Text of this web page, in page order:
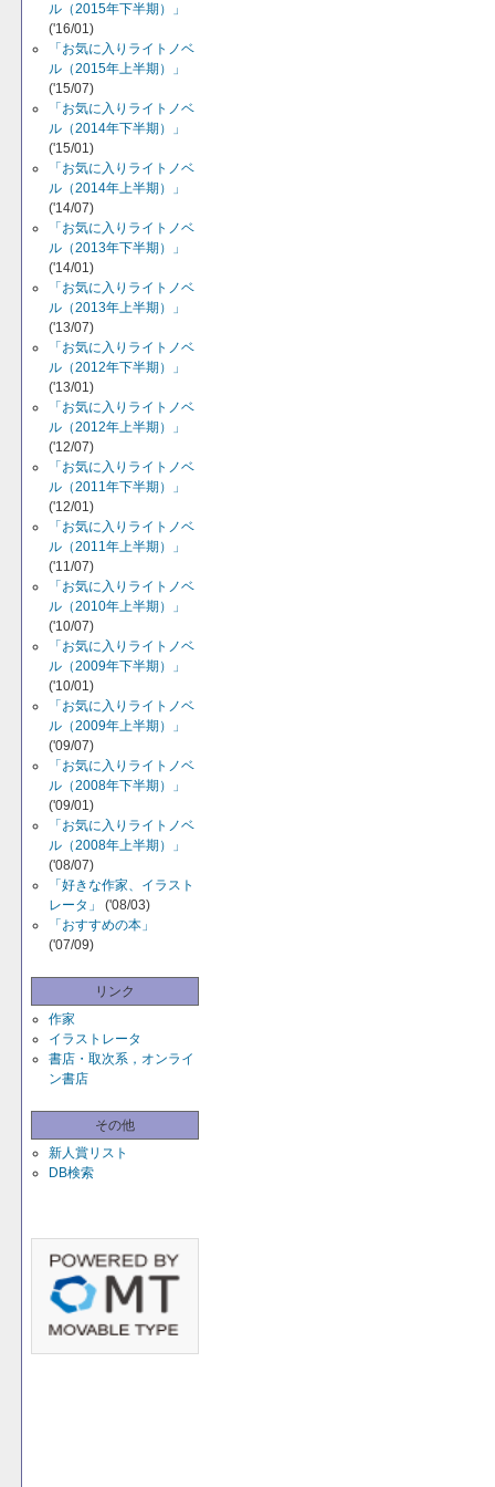
ル（2015年下半期）」
('16/01)
「お気に入りライトノベ
ル（2015年上半期）」
('15/07)
「お気に入りライトノベ
ル（2014年下半期）」
('15/01)
「お気に入りライトノベ
ル（2014年上半期）」
('14/07)
「お気に入りライトノベ
ル（2013年下半期）」
('14/01)
「お気に入りライトノベ
ル（2013年上半期）」
('13/07)
「お気に入りライトノベ
ル（2012年下半期）」
('13/01)
「お気に入りライトノベ
ル（2012年上半期）」
('12/07)
「お気に入りライトノベ
ル（2011年下半期）」
('12/01)
「お気に入りライトノベ
ル（2011年上半期）」
('11/07)
「お気に入りライトノベ
ル（2010年上半期）」
('10/07)
「お気に入りライトノベ
ル（2009年下半期）」
('10/01)
「お気に入りライトノベ
ル（2009年上半期）」
('09/07)
「お気に入りライトノベ
ル（2008年下半期）」
('09/01)
「お気に入りライトノベ
ル（2008年上半期）」
('08/07)
「好きな作家、イラスト
レータ」
('08/03)
「おすすめの本」
('07/09)
リンク
作家
イラストレータ
書店・取次系，オンライ
ン書店
その他
新人賞リスト
DB検索